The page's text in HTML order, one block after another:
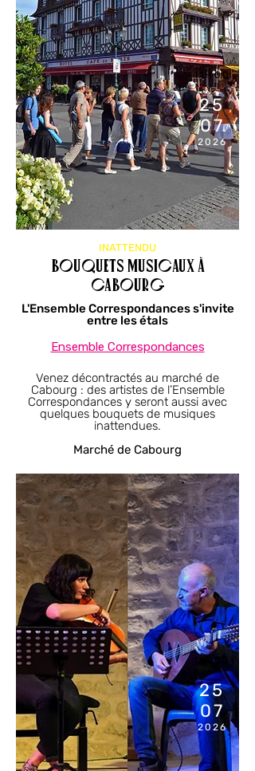
11H00
25
07
2026
INATTENDU
Bouquets musicaux à
Cabourg
L'Ensemble Correspondances s'invite
entre les étals
Ensemble Correspondances
Venez décontractés au marché de
Cabourg : des artistes de l’Ensemble
Correspondances y seront aussi avec
quelques bouquets de musiques
inattendues.
Marché de Cabourg
11H00
25
07
2026